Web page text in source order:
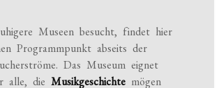
Museen besucht, findet hier
Programmpunkt abseits der
Das Museum eignet
alle, dieMusikgeschichte mögen